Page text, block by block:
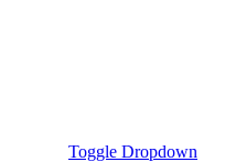
Toggle Dropdown